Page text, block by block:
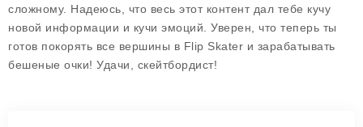
сложному. Надеюсь, что весь этот контент дал тебе кучу
новой информации и кучи эмоций. Уверен, что теперь ты
готов покорять все вершины в Flip Skater и зарабатывать
бешеные очки! Удачи, скейтбордист!